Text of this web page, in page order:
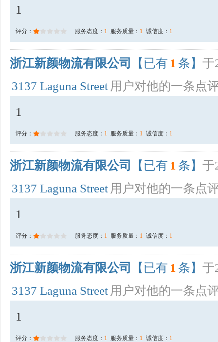
1
评分： 服务态度： 1 服务质量： 1 诚信度： 1
浙江新颜物流有限公司 【已有 1 条】 于
3137 Laguna Street 用户对他的一条点
1
评分： 服务态度： 1 服务质量： 1 诚信度： 1
浙江新颜物流有限公司 【已有 1 条】 于
3137 Laguna Street 用户对他的一条点
1
评分： 服务态度： 1 服务质量： 1 诚信度： 1
浙江新颜物流有限公司 【已有 1 条】 于
3137 Laguna Street 用户对他的一条点
1
评分： 服务态度： 1 服务质量： 1 诚信度： 1